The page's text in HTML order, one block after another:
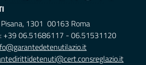
1301 00163 Roma
: +39 06.51686117 - 06.51531120